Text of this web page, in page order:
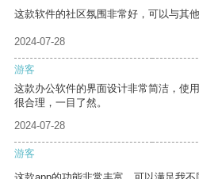
这款软件的社区氛围非常好，可以与其
2024-07-28
游客
这款办公软件的界面设计非常简洁，使
很合理，一目了然。
2024-07-28
游客